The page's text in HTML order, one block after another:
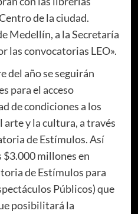
de la ciudad.
Medellín, a la Secretaría
las convocatorias LEO».
del año se seguirán
para el acceso
de condiciones a los
arte y la cultura, a través
de Estímulos. Así
$3.000 millones en
de Estímulos para
Públicos) que
posibilitará la